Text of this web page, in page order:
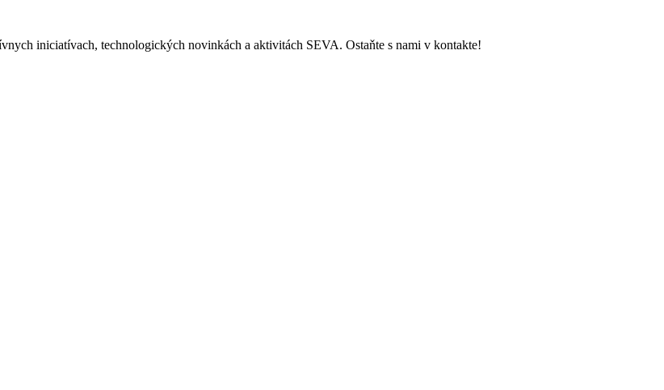
iniciatívach, technologických novinkách a aktivitách SEVA. Ostaňte s nami v kontakte!